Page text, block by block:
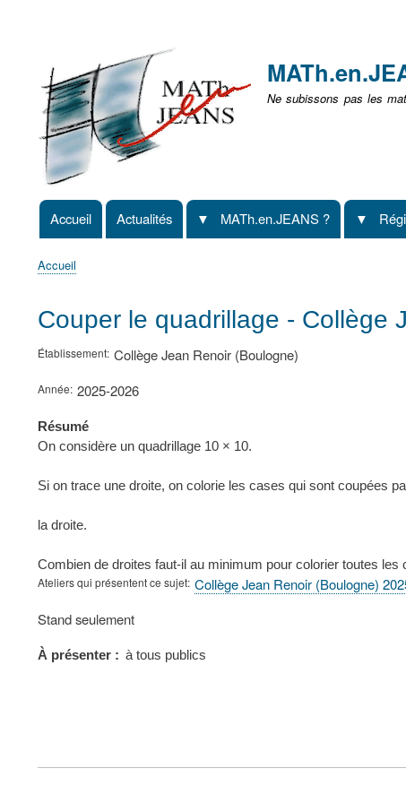
non
identifié
Ne subissons pas les
Navigation
principale
Accueil Actualités MATh.en.JEANS ?
d'Ariane
Accueil
Couper le quadrillage - Collège
Établissement Collège Jean Renoir (Boulogne)
Année 2025-2026
Résumé
On considère un quadrillage 10 × 10.
Si on trace une droite, on colorie les cases qui sont coupées
la droite.
Combien de droites faut-il au minimum pour colorier toutes les
Ateliers qui présentent ce sujet Collège Jean Renoir (Boulogne)
Type
présentation
Stand seulement
À présenter à tous publics
FOOTER